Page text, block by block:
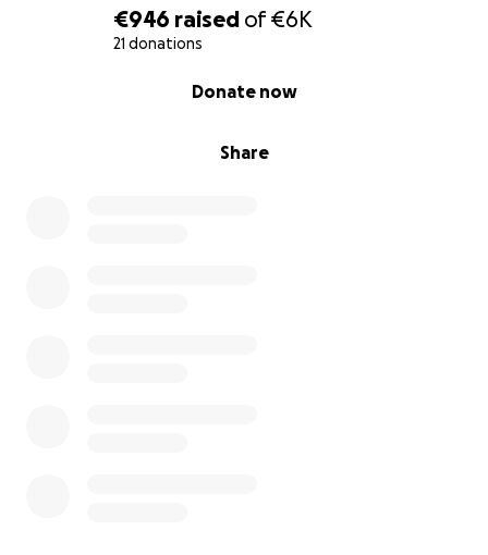
€946 raised of€6K
21 donations
Share
Donate now